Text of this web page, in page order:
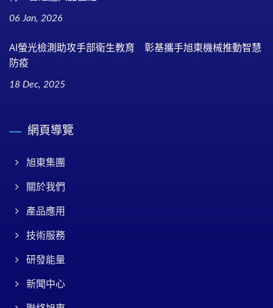
06 Jan, 2026
AI螢光檢測助攻手部衛生教育 彰基攜手旭東機械推動智慧
防疫
18 Dec, 2025
網頁導覽
旭東集團
關於我們
產品應用
技術服務
研發能量
新聞中心